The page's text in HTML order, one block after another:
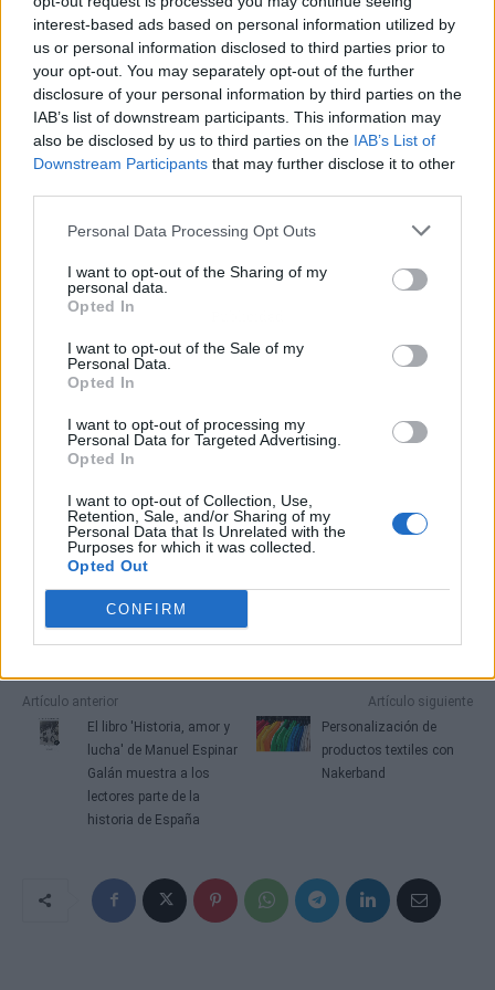
interest-based ads based on personal information utilized by
us or personal information disclosed to third parties prior to
your opt-out. You may separately opt-out of the further
disclosure of your personal information by third parties on the
IAB’s list of downstream participants. This information may
also be disclosed by us to third parties on the IAB’s List of
Downstream Participants that may further disclose it to other
Personal Data Processing Opt Outs
I want to opt-out of the Sharing of my
personal data.
Opted In
I want to opt-out of the Sale of my
Personal Data.
Opted In
I want to opt-out of processing my
Personal Data for Targeted Advertising.
Opted In
I want to opt-out of Collection, Use,
Retention, Sale, and/or Sharing of my
Personal Data that Is Unrelated with the
Purposes for which it was collected.
Opted Out
CONFIRM
Artículo anterior
El libro 'Historia, amor y
lucha' de Manuel Espinar
Galán muestra a los
lectores parte de la
historia de España
Artículo siguiente
Personalización de
productos textiles con
Nakerband